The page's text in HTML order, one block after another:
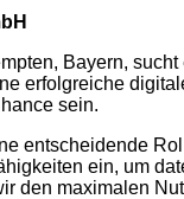
Bayern, sucht
erfolgreiche
sein.
entscheidende
ein, um
den maximalen